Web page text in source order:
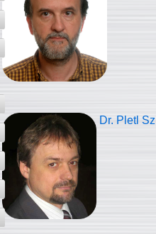
Dr. Pletl